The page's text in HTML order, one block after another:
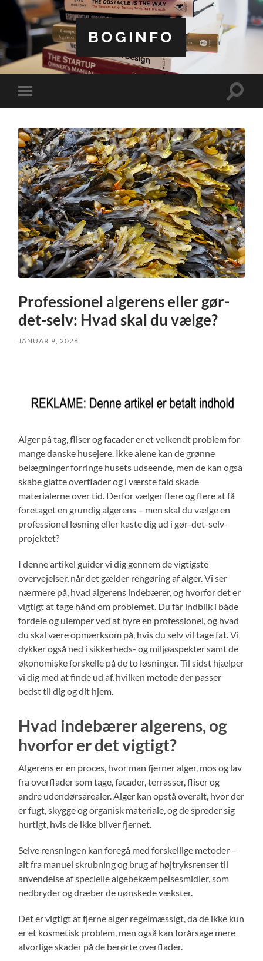
BOGINFO
Toggle
mobile
Toggle
Professionel algerens eller gør-
det-selv: Hvad skal du vælge?
JANUAR 9, 2026
Alger på tag, fliser og facader er et velkendt problem for
mange danske husejere. Ikke alene kan de grønne
belægninger forringe husets udseende, men de kan også
skabe glatte overflader og i værste fald skade
materialerne over tid. Derfor vælger flere og flere at få
foretaget en grundig algerens – men skal du vælge en
professionel løsning eller kaste dig ud i gør-det-selv-
projektet?
I denne artikel guider vi dig gennem de vigtigste
overvejelser, når det gælder rengøring af alger. Vi ser
nærmere på, hvad algerens indebærer, og hvorfor det er
vigtigt at tage hånd om problemet. Du får indblik i både
fordele og ulemper ved at hyre en professionel, og hvad
du skal være opmærksom på, hvis du selv vil tage fat. Vi
dykker også ned i sikkerheds- og miljøaspekter samt de
økonomiske forskelle på de to løsninger. Til sidst hjælper
vi dig med at finde ud af, hvilken metode der passer
bedst til dig og dit hjem.
Hvad indebærer algerens, og
hvorfor er det vigtigt?
Algerens er en proces, hvor man fjerner alger, mos og lav
fra overflader som tage, facader, terrasser, fliser og
andre udendørsarealer. Alger kan opstå overalt, hvor der
er fugt, skygge og organisk materiale, og de spreder sig
hurtigt, hvis de ikke bliver fjernet.
Selve rensningen kan foregå med forskellige metoder –
alt fra manuel skrubning og brug af højtryksrenser til
anvendelse af specielle algebekæmpelsesmidler, som
nedbryder og dræber de uønskede vækster.
Det er vigtigt at fjerne alger regelmæssigt, da de ikke kun
er et kosmetisk problem, men også kan forårsage mere
alvorlige skader på de berørte overflader.